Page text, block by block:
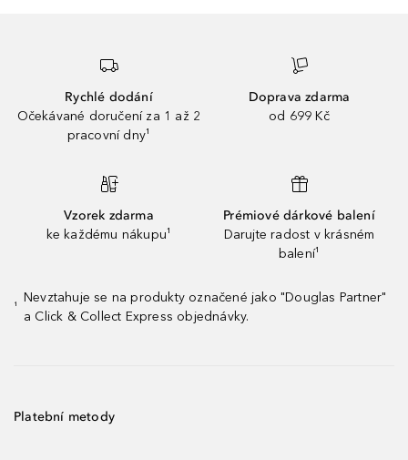
Rychlé dodání
Očekávané doručení za 1 až 2
pracovní dny¹
Doprava zdarma
od 699 Kč
Vzorek zdarma
ke každému nákupu¹
Prémiové dárkové balení
Darujte radost v krásném
balení¹
¹
Nevztahuje se na produkty označené jako "Douglas Partner"
a Click & Collect Express objednávky.
Platební metody